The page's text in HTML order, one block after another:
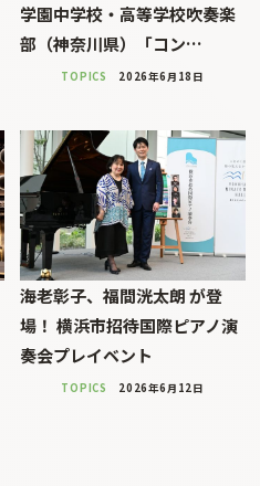
学園中学校・高等学校吹奏楽
部（神奈川県）「コン…
TOPICS 2026年6月18日
海老彰子、福間洸太朗 が登
場！ 横浜市招待国際ピアノ演
奏会プレイベント
TOPICS 2026年6月12日